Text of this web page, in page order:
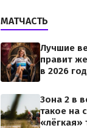
МАТЧАСТЬ
Лучшие
правит
в 2026
Зона 2 в
такое на
«лёгкая»